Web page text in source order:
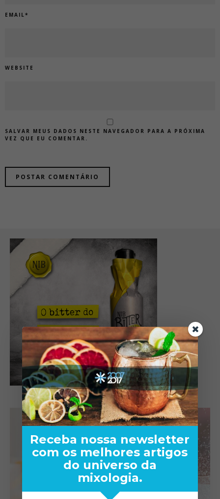
EMAIL*
WEBSITE
SALVAR MEUS DADOS NESTE NAVEGADOR PARA A PRÓXIMA
VEZ QUE EU COMENTAR.
Receba nossa newsletter
com os melhores artigos
do universo da
mixologia.